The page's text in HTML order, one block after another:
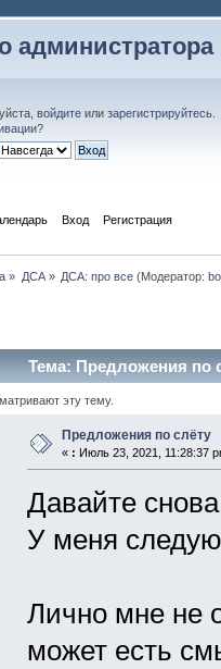
администратора
войдите или зарегистрируйтесь
?
Вход Регистрация
» ДСА» ДСА: про все(Модератор:
Тема: Предложения по
эту тему.
Предложения по слёту
« : Июль 23, 2021, 11:28:37
Давайте
У меня
Лично мне не
может есть